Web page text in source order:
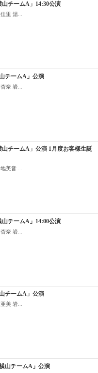
山チームA」14:30公演
里 湯...
チームA」公演
奈 岩...
山チームA」公演 1月度お客様生誕
美音 ...
山チームA」14:00公演
奈 岩...
チームA」公演
美 岩...
山チームA」公演